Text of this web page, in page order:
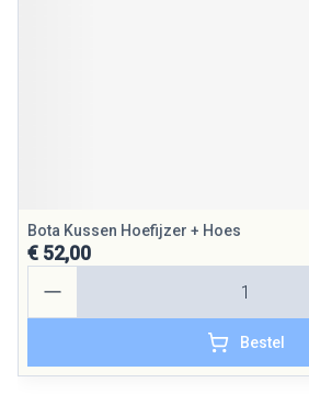
Bota Kussen Hoefijzer + Hoes
€ 52,00
Bestel